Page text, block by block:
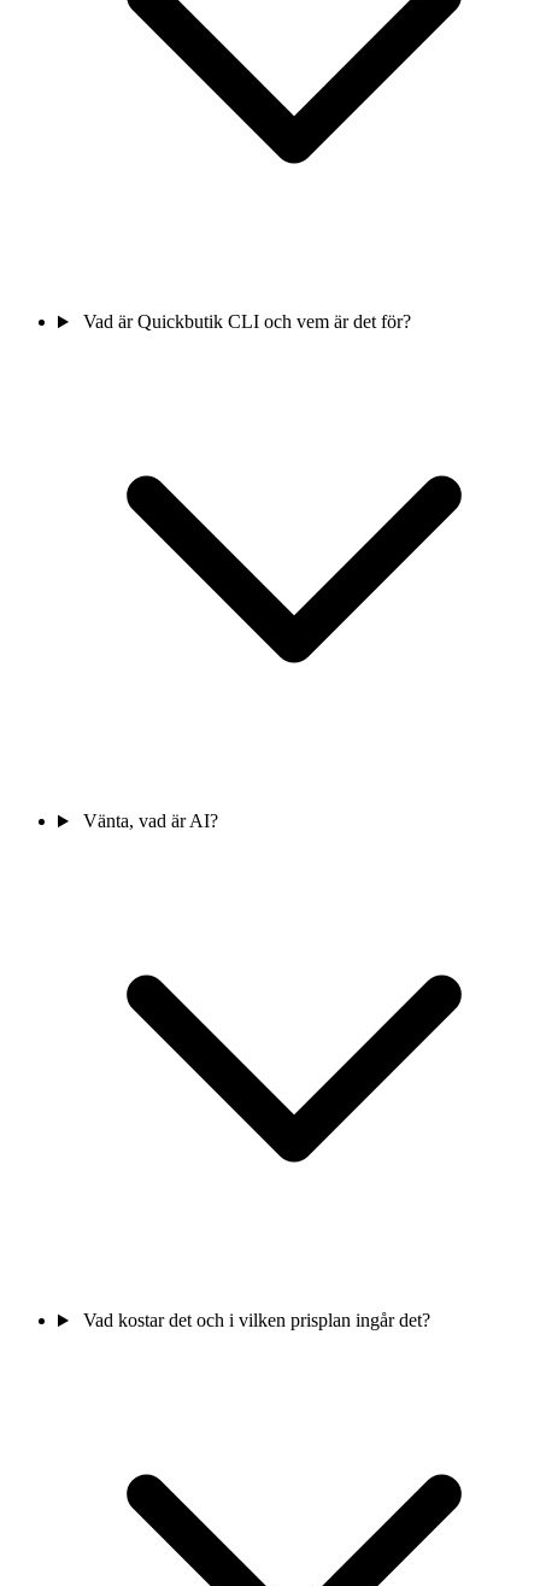
Vad är Quickbutik CLI och vem är det för?
Vänta, vad är AI?
Vad kostar det och i vilken prisplan ingår det?